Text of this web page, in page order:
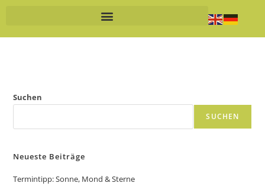
Suchen
SUCHEN
Neueste Beiträge
Termintipp: Sonne, Mond & Sterne